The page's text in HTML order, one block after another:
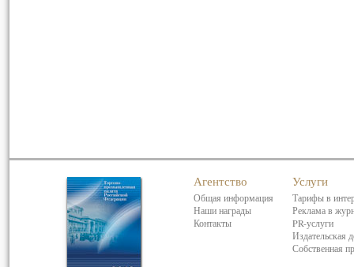
Агентство
Общая информация
Наши награды
Контакты
Услуги
Тарифы в
Реклама в
PR-услуги
Издательская
Собственная